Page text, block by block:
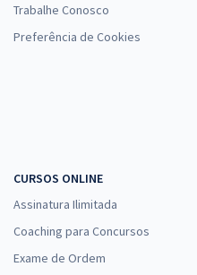
Trabalhe Conosco
Preferência de Cookies
CURSOS ONLINE
Assinatura Ilimitada
Coaching para Concursos
Exame de Ordem